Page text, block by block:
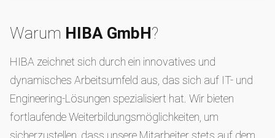
Warum HIBA GmbH?
HIBA zeichnet sich durch ein innovatives und
dynamisches Arbeitsumfeld aus, das sich auf IT- und
Engineering-Lösungen spezialisiert hat. Wir bieten
fortlaufende Weiterbildungsmöglichkeiten, um
sicherzustellen, dass unsere Mitarbeiter stets auf dem